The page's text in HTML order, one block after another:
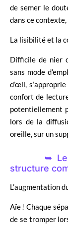
de semer le
dans ce
La lisibilité et la
Difficile de nier
sans mode
d’œil,
confort de
potentiellement
lors de la
oreille, sur un
structure
L’augmentation
Aïe ! Chaque
de se tromper